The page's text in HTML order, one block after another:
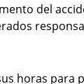
del
horas para